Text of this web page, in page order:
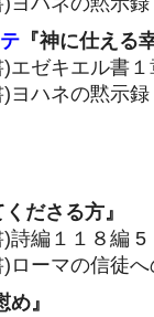
『神に仕える
ル書１章
黙示録１
ださる方』
１８編 5
信徒への
め』